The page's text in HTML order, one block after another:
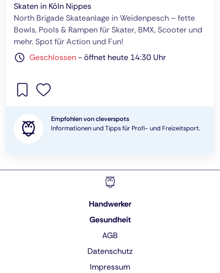
Skaten in Köln Nippes
North Brigade Skateanlage in Weidenpesch – fette
Bowls, Pools & Rampen für Skater, BMX, Scooter und
mehr. Spot für Action und Fun!
Geschlossen -öffnet heute 14:30 Uhr
Empfohlen von cleverspots
Informationen und Tipps für Profi- und Freizeitsport.
Handwerker
Gesundheit
AGB
Datenschutz
Impressum